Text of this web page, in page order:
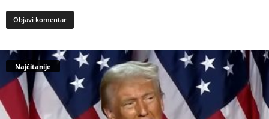
Najčitanije